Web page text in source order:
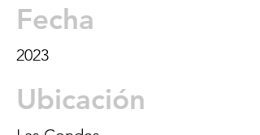
Fecha
2023
Ubicación